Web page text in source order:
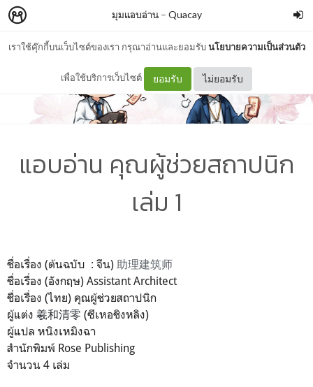
เราใช้คุ๊กกี้บนเว็บไซต์ของเรา กรุณาอ่านและยอมรับนโยบายความเป็นส่วนตัว
เพื่อใช้บริการเว็บไซต์ ยอมรับ ไม่ยอมรับ
มุมแอบอ่าน– Quacay
แอบอ่าน คุณผู้ช่วยสถาปนิก
เล่ม 1
ชื่อเรื่อง (ต้นฉบับ : จีน) 助理建筑师
ชื่อเรื่อง (อังกฤษ) Assistant Architect
ชื่อเรื่อง (ไทย) คุณผู้ช่วยสถาปนิก
ผู้แต่ง 羲和清零 (ซีเหอชิงหลิง)
ผู้แปล หนิงเหมิงฉา
สำนักพิมพ์ Rose Publishing
จำนวน 4 เล่ม